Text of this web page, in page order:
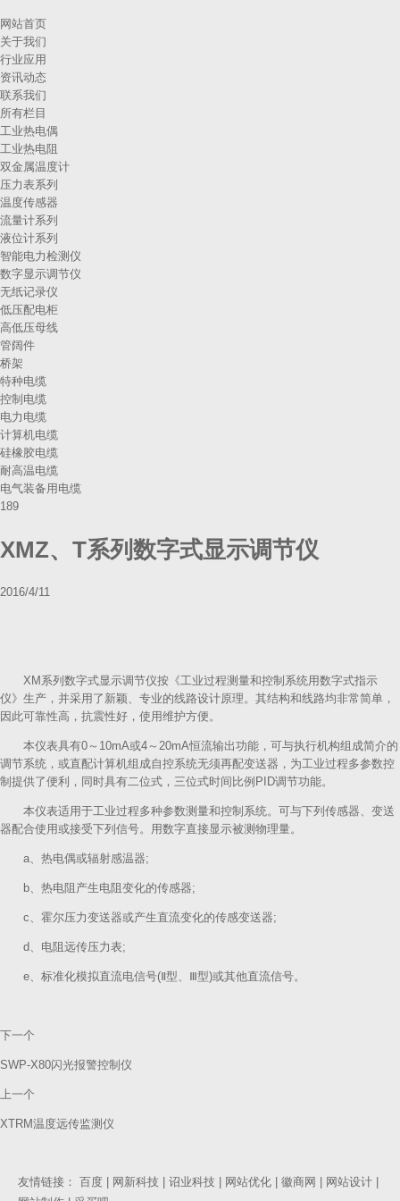
网站首页
关于我们
行业应用
资讯动态
联系我们
所有栏目
工业热电偶
工业热电阻
双金属温度计
压力表系列
温度传感器
流量计系列
液位计系列
智能电力检测仪
数字显示调节仪
无纸记录仪
低压配电柜
高低压母线
管阔件
桥架
特种电缆
控制电缆
电力电缆
计算机电缆
硅橡胶电缆
耐高温电缆
电气装备用电缆
189
XMZ、T系列数字式显示调节仪
2016/4/11
XM系列数字式显示调节仪按《工业过程测量和控制系统用数字式指示
仪》生产，并采用了新颖、专业的线路设计原理。其结构和线路均非常简单，
因此可靠性高，抗震性好，使用维护方便。
本仪表具有0～10mA或4～20mA恒流输出功能，可与执行机构组成简介的
调节系统，或直配计算机组成自控系统无须再配变送器，为工业过程多参数控
制提供了便利，同时具有二位式，三位式时间比例PID调节功能。
本仪表适用于工业过程多种参数测量和控制系统。可与下列传感器、变送
器配合使用或接受下列信号。用数字直接显示被测物理量。
a、热电偶或辐射感温器;
b、热电阻产生电阻变化的传感器;
c、霍尔压力变送器或产生直流变化的传感变送器;
d、电阻远传压力表;
e、标准化模拟直流电信号(Ⅱ型、Ⅲ型)或其他直流信号。
下一个
SWP-X80闪光报警控制仪
上一个
XTRM温度远传监测仪
友情链接： 百度 网新科技 诏业科技 网站优化 徽商网 网站设计